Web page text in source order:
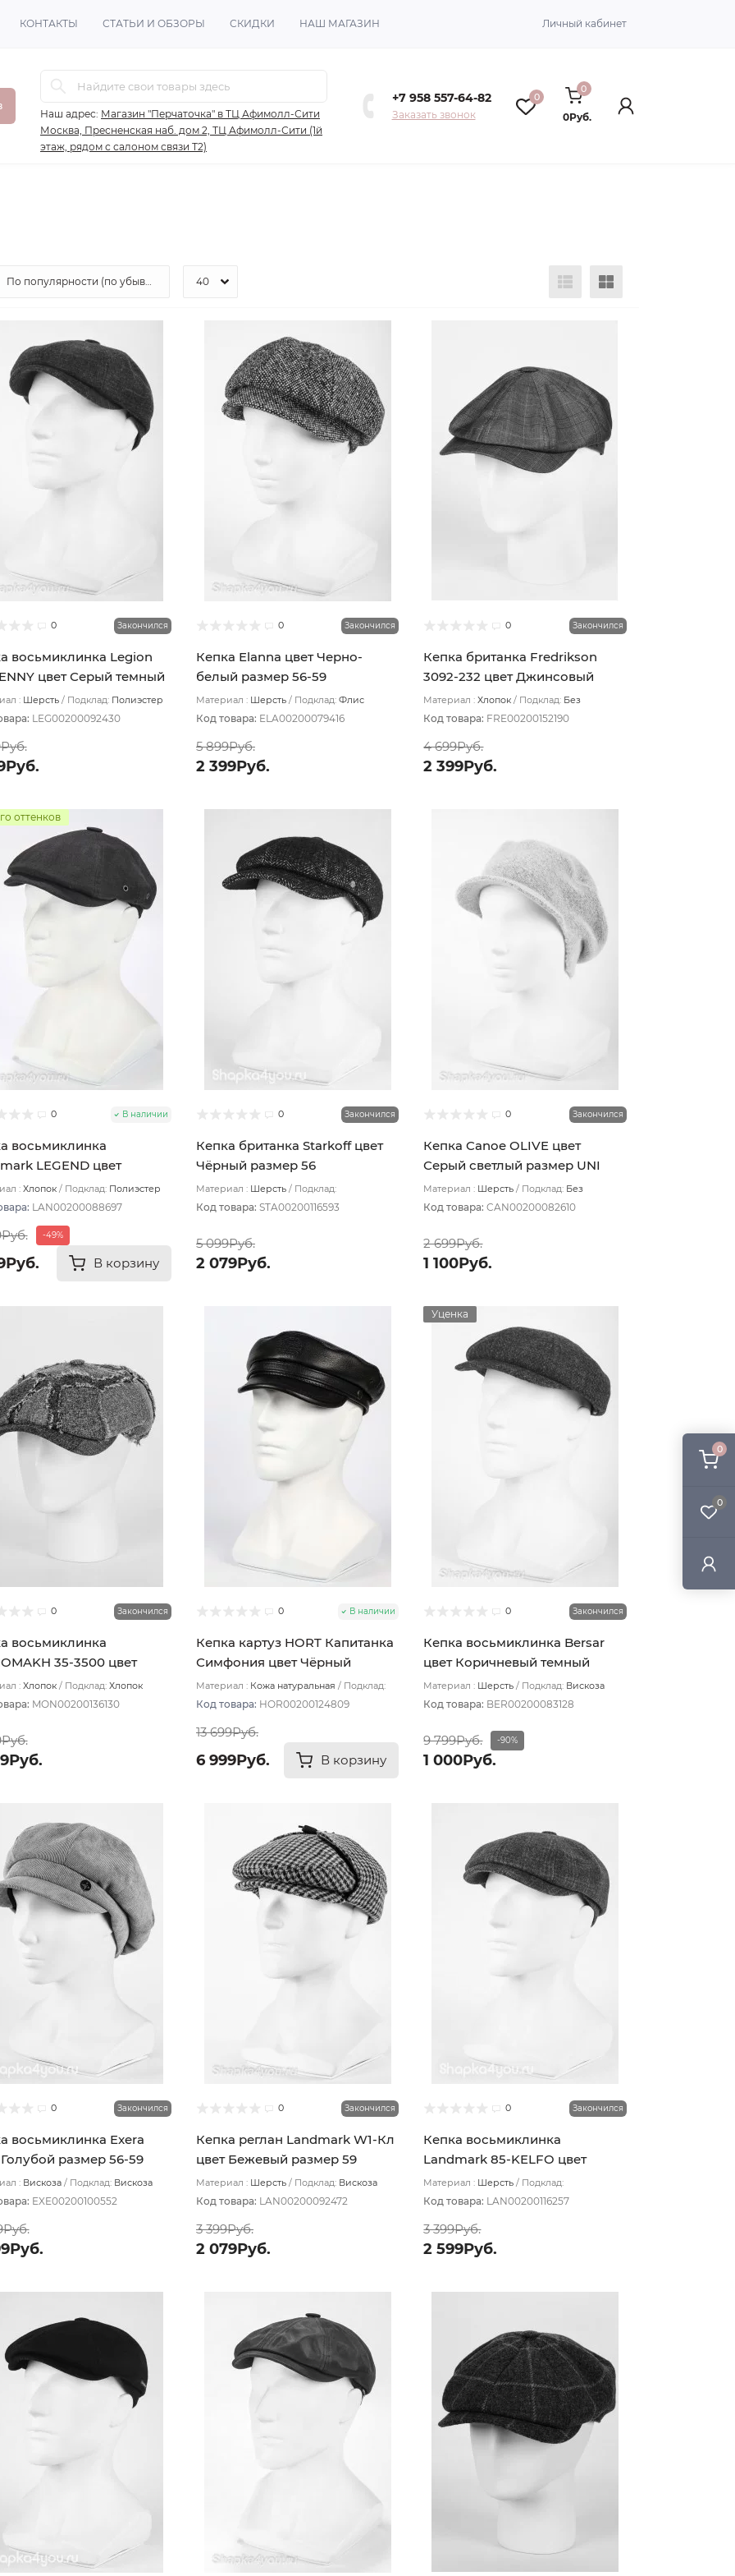
0
0
КОНТАКТЫ СТАТЬИ И ОБЗОРЫ СКИДКИ НАШ МАГАЗИН Личный кабинет
Наш адрес: Магазин "Перчаточка" в ТЦ Афимолл-Сити
Москва, Пресненская наб. дом 2, ТЦ Афимолл-Сити (1й
этаж, рядом с салоном связи Т2)
+7 958 557-64-82
Заказать звонок
0
0
0Руб.
0 Закончился
восьмиклинка Legion
цвет Серый темный
61
: Шерсть Подклад: Полиэстер
LEG00200092430
0 Закончился
Кепка Elanna цвет Черно-
белый размер 56-59
Материал : Шерсть Подклад: Флис
Код товара: ELA00200079416
5 899Руб.
2 399Руб.
0 Закончился
Кепка британка Fredrikson
3092-232 цвет Джинсовый
размер 58
Материал : Хлопок Подклад: Без
Код товара: FRE00200152190
4 699Руб.
2 399Руб.
оттенков
0 В наличии
восьмиклинка
LEGEND цвет
размер 58
: Хлопок Подклад: Полиэстер
LAN00200088697
-49%
В корзину
0 Закончился
Кепка британка Starkoff цвет
Чёрный размер 56
Материал : Шерсть
Подклад:
Код товара: STA00200116593
5 099Руб.
2 079Руб.
0 Закончился
Кепка Canoe OLIVE цвет
Серый светлый размер UNI
Материал : Шерсть Подклад: Без
Код товара:CAN00200082610
2 699Руб.
1 100Руб.
0 Закончился
восьмиклинка
35-3500 цвет
размер 57
: Хлопок Подклад: Хлопок
MON00200136130
0 В наличии
Кепка картуз HORT Капитанка
Симфония цвет Чёрный
размер 60-61
Материал : Кожа натуральная
Подклад:
Код товара: HOR00200124809
13 699Руб.
6 999Руб. В корзину
Уценка
0 Закончился
Кепка восьмиклинка Bersar
цвет Коричневый темный
размер 57
Материал : Шерсть Подклад: Вискоза
Код товара: BER00200083128
9 799Руб. -90%
1 000Руб.
0 Закончился
восьмиклинка Exera
Голубой размер 56-59
: Вискоза Подклад: Вискоза
EXE00200100552
0 Закончился
Кепка реглан Landmark W1-Кл
цвет Бежевый размер 59
Материал : Шерсть Подклад: Вискоза
Код товара: LAN00200092472
3 399Руб.
2 079Руб.
0 Закончился
Кепка восьмиклинка
Landmark 85-KELFO цвет
Серый темный размер 56
Материал : Шерсть
Подклад:
Код товара: LAN00200116257
3 399Руб.
2 599Руб.